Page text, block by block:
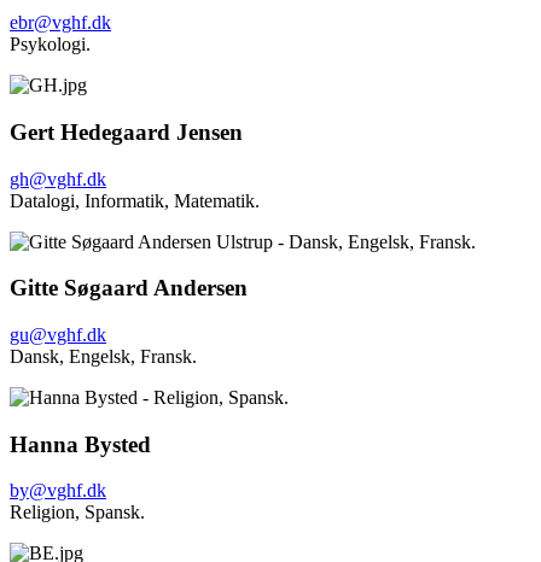
ebr@vghf.dk
Psykologi.
Gert Hedegaard Jensen
gh@vghf.dk
Datalogi, Informatik, Matematik.
Gitte Søgaard Andersen
gu@vghf.dk
Dansk, Engelsk, Fransk.
Hanna Bysted
by@vghf.dk
Religion, Spansk.